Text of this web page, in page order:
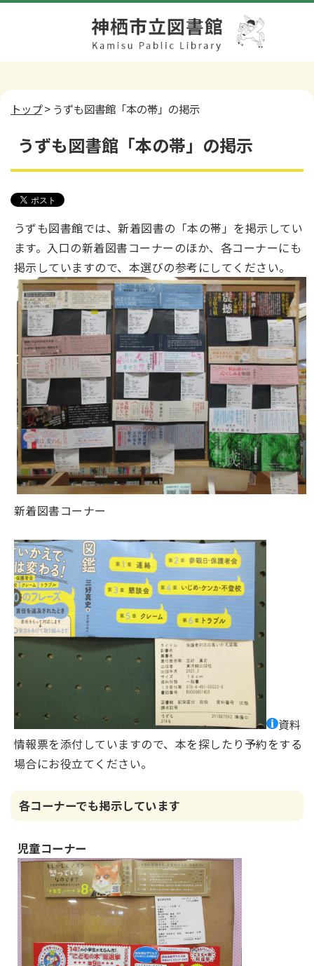
トップ> うずも図書館「本の帯」の掲示
うずも図書館「本の帯」の掲示
うずも図書館では、新着図書の「本の帯」を掲示してい
ます。入口の新着図書コーナーのほか、各コーナーにも
掲示していますので、本選びの参考にしてください。
新着図書コーナー
資料
情報票を添付していますので、本を探したり予約をする
場合にお役立てください。
各コーナーでも掲示しています
児童コーナー